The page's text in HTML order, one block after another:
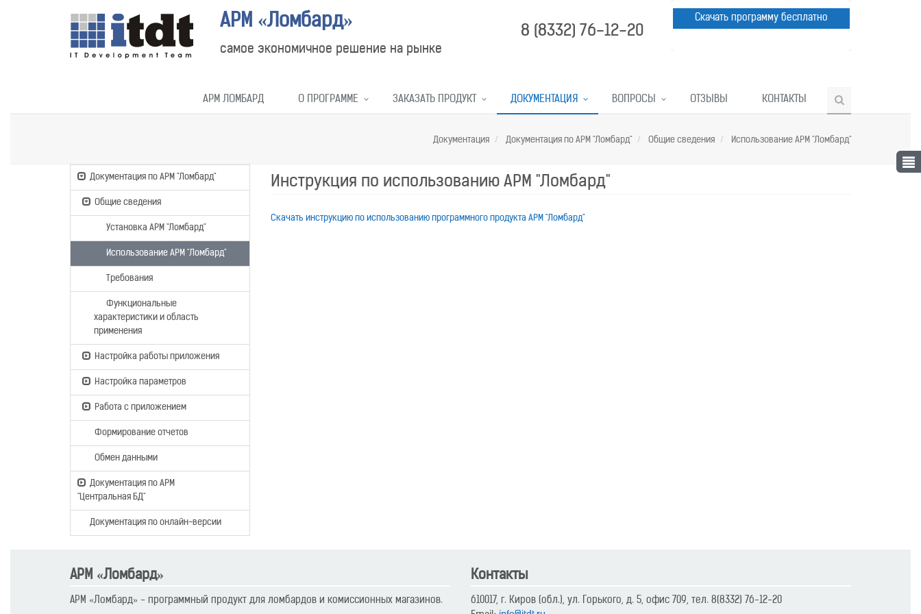
АРМ «Ломбард»
самое экономичное решение на рынке
8 (8332) 76-12-20
Скачать программу бесплатно
АРМ ЛОМБАРД О ПРОГРАММЕ ЗАКАЗАТЬ ПРОДУКТ ДОКУМЕНТАЦИЯ ВОПРОСЫ ОТЗЫВЫ КОНТАКТЫ
Документация Документация по АРМ "Ломбард" Общие сведения Использование АРМ "Ломбард"
Документация по АРМ "Ломбард"
Общие сведения
Установка АРМ "Ломбард"
Использование АРМ "Ломбард"
Требования
Функциональные
характеристики и область
применения
Настройка работы приложения
Настройка параметров
Работа с приложением
Формирование отчетов
Обмен данными
Документация по АРМ
"Центральная БД"
Документация по онлайн-версии
Инструкция по использованию АРМ "Ломбард"
Скачать инструкцию по использованию программного продукта АРМ "Ломбард"
АРМ «Ломбард»
АРМ «Ломбард» - программный продукт для ломбардов и комиссионных магазинов.
Контакты
610017, г. Киров (обл.), ул. Горького, д. 5, офис 709, тел. 8(8332) 76-12-20